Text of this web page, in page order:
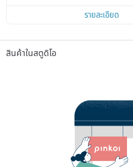
รายละเอียด
สินค้าในสตูดิโอ